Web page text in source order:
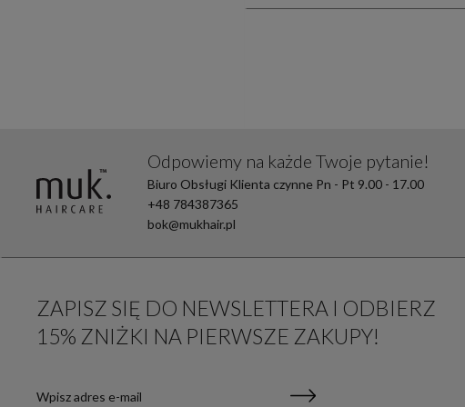
Odpowiemy na każde Twoje pytanie!
Biuro Obsługi Klienta czynne Pn - Pt 9.00 - 17.00
+48 784387365
bok@mukhair.pl
ZAPISZ SIĘ DO NEWSLETTERA I ODBIERZ
15% ZNIŻKI NA PIERWSZE ZAKUPY!